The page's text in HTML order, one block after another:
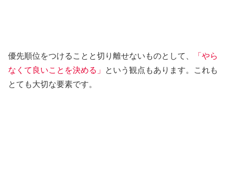
優先順位をつけることと切り離せないものとして、
「やら
なくて良いことを決める」
という観点もあります。これも
とても大切な要素です。